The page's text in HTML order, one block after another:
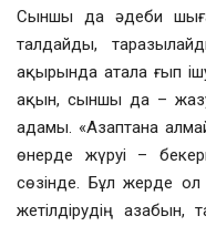
Сыншы да әдеби
талдайды,
ақырында атала ғып
ақын, сыншы да –
адамы. «Азаптана
өнерде жүруі –
сөзінде. Бұл жерде
жетілдірудің азабын,